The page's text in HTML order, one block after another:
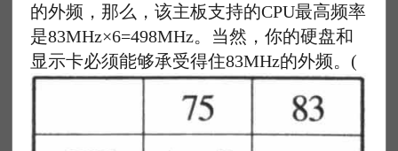
的外频，那么，该主板支持的CPU最高频率
是83MHz×6=498MHz。当然，你的硬盘和
显示卡必须能够承受得住83MHz的外频。(